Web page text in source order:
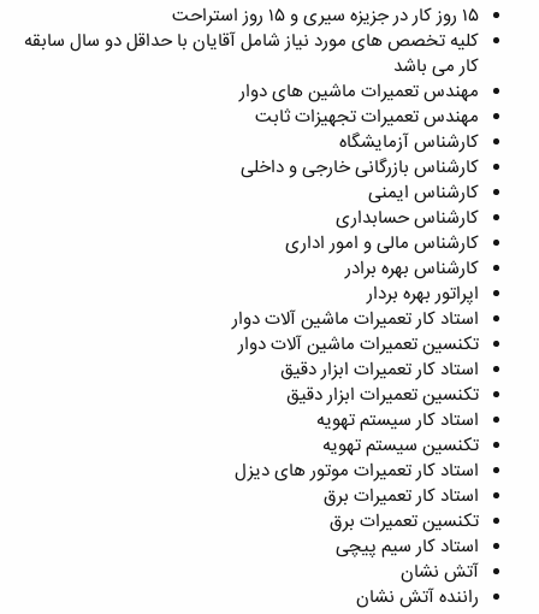
۱۵ روز کار در جزیزه سیری و ۱۵ روز استراحت
کلیه تخصص های مورد نیاز شامل آقایان با حداقل دو سال سابقه
کار می باشد
مهندس تعمیرات ماشین های دوار
مهندس تعمیرات تجهیزات ثابت
کارشناس آزمایشگاه
کارشناس بازرگانی خارجی و داخلی
کارشناس ایمنی
کارشناس حسابداری
کارشناس مالی و امور اداری
کارشناس بهره برادر
اپراتور بهره بردار
استاد کار تعمیرات ماشین آلات دوار
تکنسین تعمیرات ماشین آلات دوار
استاد کار تعمیرات ابزار دقیق
تکنسین تعمیرات ابزار دقیق
استاد کار سیستم تهویه
تکنسین سیستم تهویه
استاد کار تعمیرات موتور های دیزل
استاد کار تعمیرات برق
تکنسین تعمیرات برق
استاد کار سیم پیچی
آتش نشان
راننده آتش نشان